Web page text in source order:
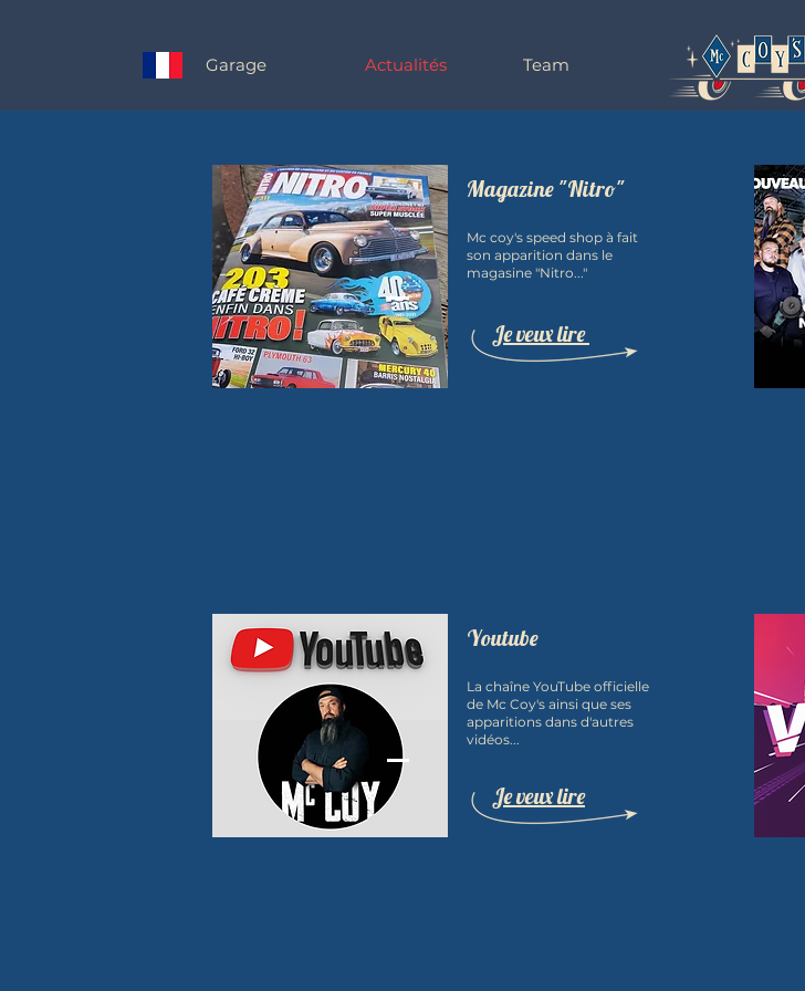
Garage Actualités Team
Magazine "Nitro"
Mc coy's speed shop à fait
son apparition dans le
magasine "Nitro..."
Je veux lire
Youtube
La chaîne YouTube officielle
de Mc Coy's ainsi que ses
apparitions dans d'autres
vidéos...
Je veux lire